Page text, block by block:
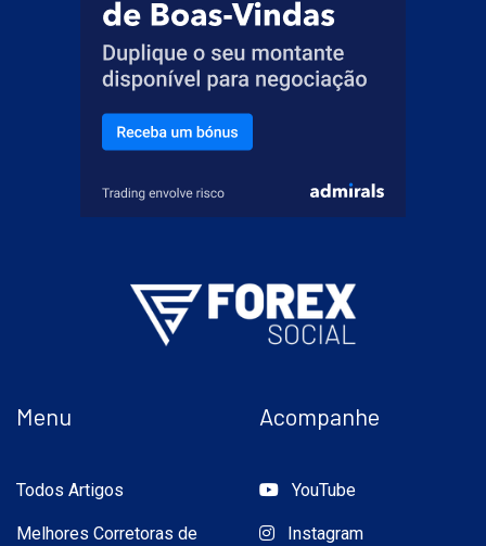
Menu
Todos Artigos
Melhores Corretoras de
Acompanhe
YouTube
Instagram